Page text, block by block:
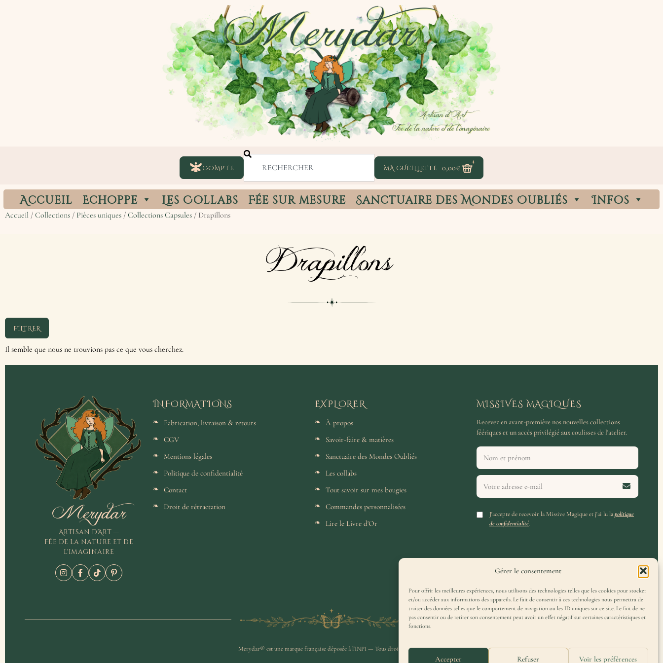
Gérer le consentement
Pour offrir les meilleures expériences, nous utilisons des technologies telles que les cookies pour stocker
et/ou accéder aux informations des appareils. Le fait de consentir à ces technologies nous permettra de
traiter des données telles que le comportement de navigation ou les ID uniques sur ce site. Le fait de ne
pas consentir ou de retirer son consentement peut avoir un effet négatif sur certaines caractéristiques et
fonctions.
Accepter Refuser Voir les préférences
COMPTE 0,00€
Accueil Echoppe Les Collabs Fée sur mesure Sanctuaire des Mondes Oubliés Infos
Accueil / Collections / Pièces uniques / Collections Capsules / Drapillons
Drapillons
FILTRER
Il semble que nous ne trouvions pas ce que vous cherchez.
Merydar
Artisan d'Art —
Fée de la nature et de
l'imaginaire
INFORMATIONS
Fabrication, livraison & retours
CGV
Mentions légales
Politique de confidentialité
Contact
Droit de rétractation
EXPLORER
À propos
Savoir-faire & matières
Sanctuaire des Mondes Oubliés
Les collabs
Tout savoir sur mes bougies
Commandes personnalisées
Lire le Livre d'Or
MISSIVES MAGIQUES
Recevez en avant-première nos nouvelles collections
féériques et un accès privilégié aux coulisses de l'atelier.
J'accepte de recevoir la Missive Magique et j'ai lu lapolitique
de confidentialité.
Merydar® est une marque française déposée à l'INPI — Tous droits réservés.